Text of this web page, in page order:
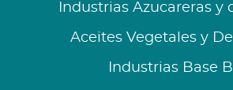
Industrias Azucareras y
Aceites Vegetales y
Industrias Base